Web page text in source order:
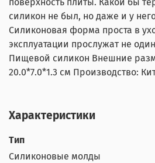
поверхность плиты. Какой бы
силикон не был, но даже и у
Силиконовая форма проста в
эксплуатации прослужат не
Пищевой силикон Внешние
20.0*7.0*1.3 см Производство:
Характеристики
Тип
Силиконовые молды